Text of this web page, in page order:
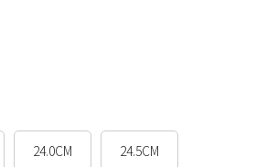
24.0CM 24.5CM